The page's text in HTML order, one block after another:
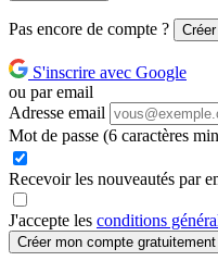
Pas encore de compte ?
S'inscrire avec Google
ou par email
Adresse email
Mot de passe (6 caractères
Recevoir les nouveautés par
J'accepte les conditions
Créer mon compte gratuitement